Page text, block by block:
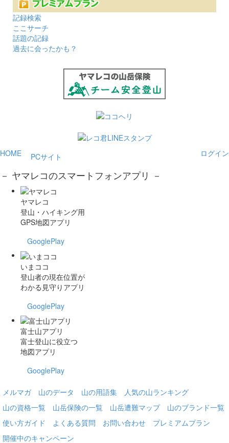
記録検索
ここサーチ
話題の記録
過去に会ったかも？
HOME ログイン
PCサイト
－ ヤマレコのスマートフォンアプリ －
ヤマレコ
登山・ハイキング用
GPS地図アプリ
GooglePlay
いまココ
登山者の現在位置が
わかる見守りアプリ
GooglePlay
富士山アプリ
富士登山に役立つ
地図アプリ
GooglePlay
メルマガ 山のデータ 山の用語集
人気の山ランキング
山の資格一覧
山岳保険の一覧 山岳遭難マップ
山のブランド一覧
使い方ガイド
よくある質問 お問い合わせ
プレミアムプラン
開催中のキャンペーン